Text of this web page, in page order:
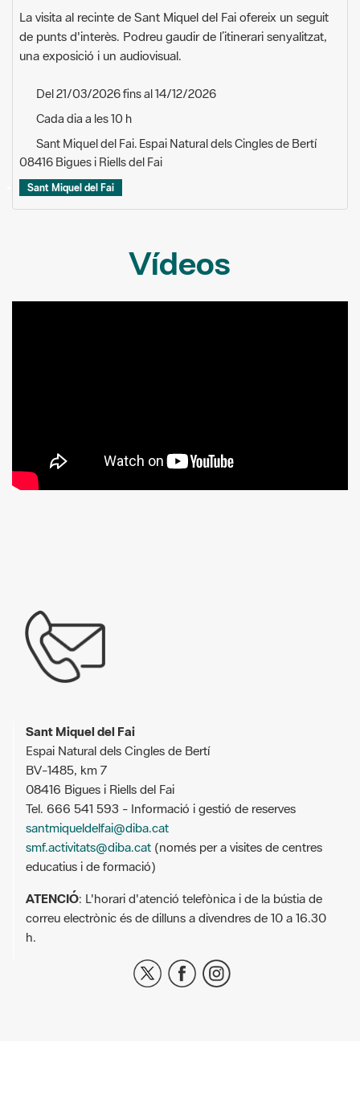
La visita al recinte de Sant Miquel del Fai ofereix un seguit
de punts d'interès. Podreu gaudir de l’itinerari senyalitzat,
una exposició i un audiovisual.
Del 21/03/2026 fins al 14/12/2026
Cada dia a les 10 h
Sant Miquel del Fai. Espai Natural dels Cingles de Bertí
08416 Bigues i Riells del Fai
Sant Miquel del Fai
Vídeos
Sant Miquel del Fai
Espai Natural dels Cingles de Bertí
BV-1485, km 7
08416 Bigues i Riells del Fai
Tel. 666 541 593 - Informació i gestió de reserves
santmiqueldelfai@diba.cat
smf.activitats@diba.cat (només per a visites de centres
educatius i de formació)
ATENCIÓ: L'horari d'atenció telefònica i de la bústia de
correu electrònic és de dilluns a divendres de 10 a 16.30
h.